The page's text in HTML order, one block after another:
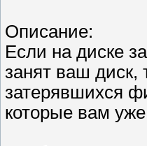
Описание:
Если на диске
занят ваш диск,
затерявшихся
которые вам